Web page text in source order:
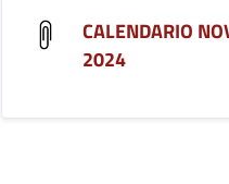
CALENDARIO
2024